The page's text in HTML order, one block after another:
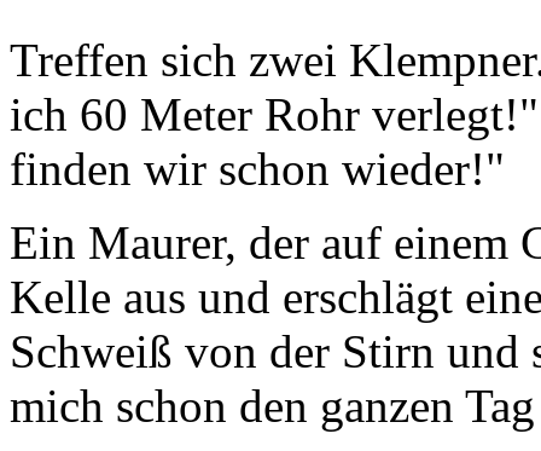
Treffen sich zwei
ich 60 Meter Rohr
finden wir schon wieder!"
Ein Maurer, der auf einem
Kelle aus und erschlägt
Schweiß von der Stirn und
mich schon den ganzen